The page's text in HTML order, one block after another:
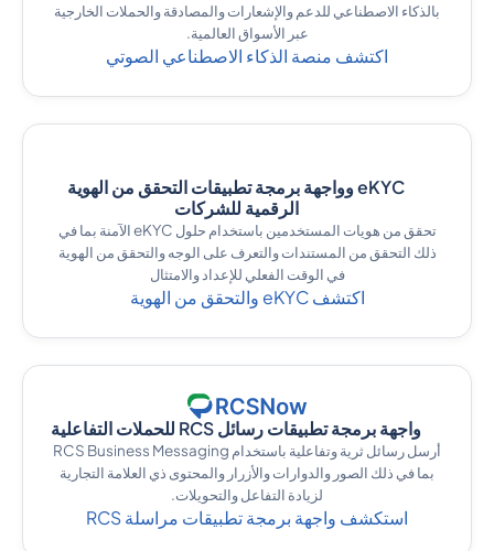
بالذكاء الاصطناعي للدعم والإشعارات والمصادقة والحملات الخارجية
عبر الأسواق العالمية.
اكتشف منصة الذكاء الاصطناعي الصوتي
eKYC وواجهة برمجة تطبيقات التحقق من الهوية
الرقمية للشركات
تحقق من هويات المستخدمين باستخدام حلول eKYC الآمنة بما في
ذلك التحقق من المستندات والتعرف على الوجه والتحقق من الهوية
في الوقت الفعلي للإعداد والامتثال
اكتشف eKYC والتحقق من الهوية
واجهة برمجة تطبيقات رسائل RCS للحملات التفاعلية
أرسل رسائل ثرية وتفاعلية باستخدام RCS Business Messaging
بما في ذلك الصور والدوارات والأزرار والمحتوى ذي العلامة التجارية
لزيادة التفاعل والتحويلات.
استكشف واجهة برمجة تطبيقات مراسلة RCS